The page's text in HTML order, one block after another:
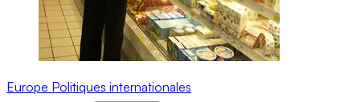
Europe Politiques internationales